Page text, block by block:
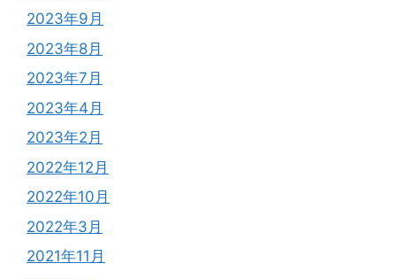
2023年9月
2023年8月
2023年7月
2023年4月
2023年2月
2022年12月
2022年10月
2022年3月
2021年11月